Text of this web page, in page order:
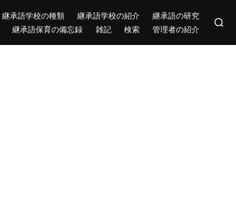
継承語学校の種類 継承語学校の紹介
継承語の研究
継承語保育の備忘録 雑記 検索 管理者の紹介
for: